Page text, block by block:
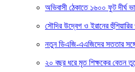
অভিবাসী ঠেকাতে ১৬০০ ফুট দীর্ঘ
সৌদির উদ্বেগ ও ইরানের
নতুন ডিএজি-এএজিদের সততার
২০ বছর ধরে মৃত শিক্ষকের বেতন